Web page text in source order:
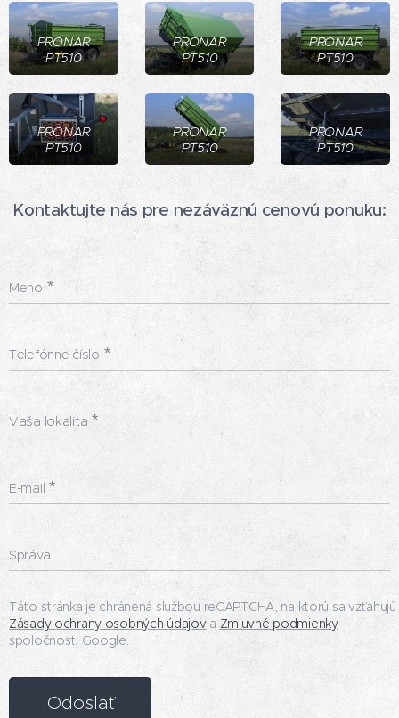
PRONAR
PT510
PRONAR
PT510
PRONAR
PT510
PRONAR
PT510
PRONAR
PT510
PRONAR
PT510
Kontaktujte nás pre nezáväznú cenovú ponuku:
Meno
Telefónne číslo
Vaša lokalita
E-mail
Správa
Táto stránka je chránená službou reCAPTCHA, na ktorú sa vzťahujú
Zásady ochrany osobných údajova Zmluvné podmienky
spoločnosti Google.
Odoslať